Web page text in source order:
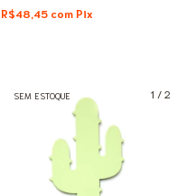
R$48,45 com Pix
1 / 2
SEM ESTOQUE